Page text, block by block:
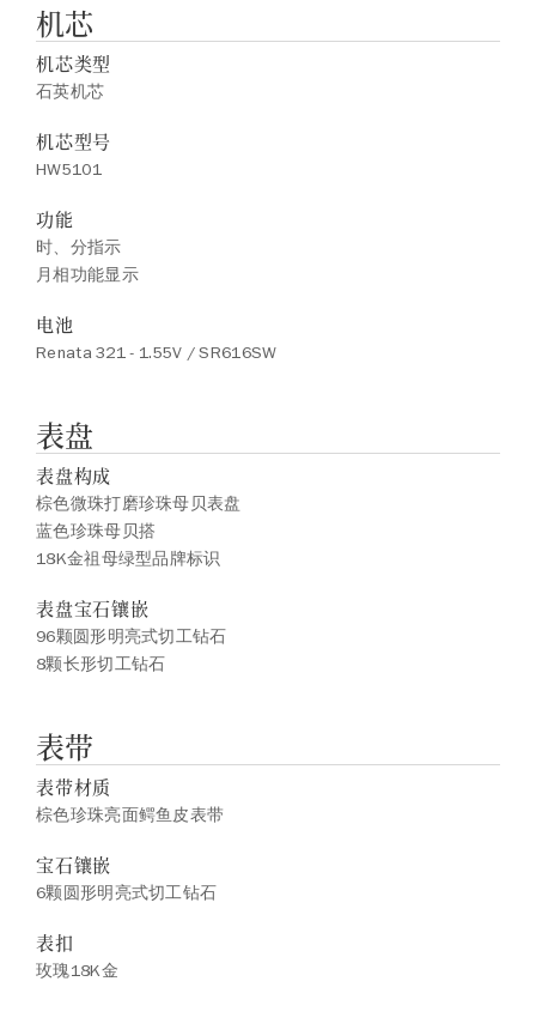
机芯
机芯类型
石英机芯
机芯型号
HW5101
功能
时、分指示
月相功能显示
电池
Renata 321 - 1.55V / SR616SW
表盘
表盘构成
棕色微珠打磨珍珠母贝表盘
蓝色珍珠母贝搭
18K金祖母绿型品牌标识
表盘宝石镶嵌
96颗圆形明亮式切工钻石
8颗长形切工钻石
表带
表带材质
棕色珍珠亮面鳄鱼皮表带
宝石镶嵌
6颗圆形明亮式切工钻石
表扣
玫瑰18K金